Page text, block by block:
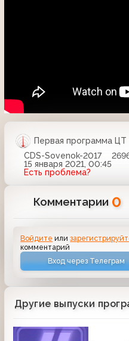
Первая программа ЦТ
CDS-Sovenok-2017
15 января 2021, 00:45
Есть проблема?
Комментарии 0
Войдите или
комментарий
Вход через Телеграм
Другие выпуски